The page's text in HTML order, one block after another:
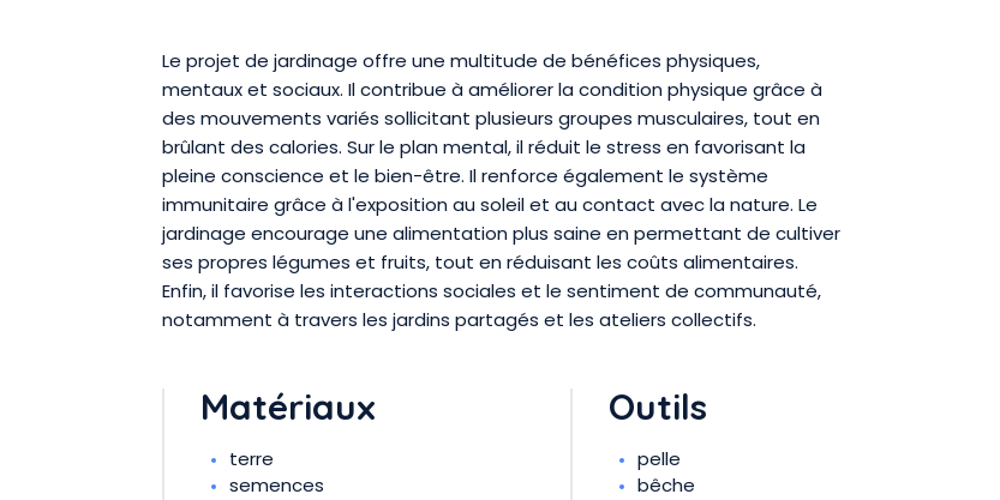
Présentation
Le projet de jardinage offre une multitude de bénéfices physiques,
mentaux et sociaux. Il contribue à améliorer la condition physique grâce à
des mouvements variés sollicitant plusieurs groupes musculaires, tout en
brûlant des calories. Sur le plan mental, il réduit le stress en favorisant la
pleine conscience et le bien-être. Il renforce également le système
immunitaire grâce à l'exposition au soleil et au contact avec la nature. Le
jardinage encourage une alimentation plus saine en permettant de cultiver
ses propres légumes et fruits, tout en réduisant les coûts alimentaires.
Enfin, il favorise les interactions sociales et le sentiment de communauté,
notamment à travers les jardins partagés et les ateliers collectifs.
Matériaux
terre
semences
Outils
pelle
bêche